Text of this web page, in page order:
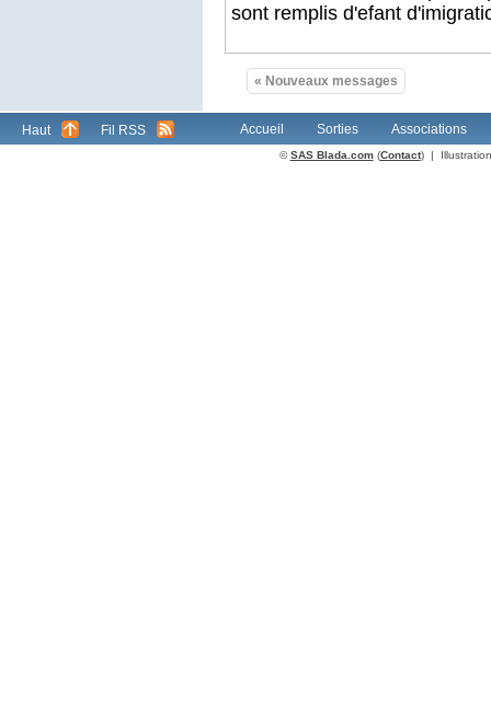
sont remplis d'efant
« Nouveaux messages
Haut Fil RSS Accueil Sorties Associations
©SAS Blada.com(Contact) |